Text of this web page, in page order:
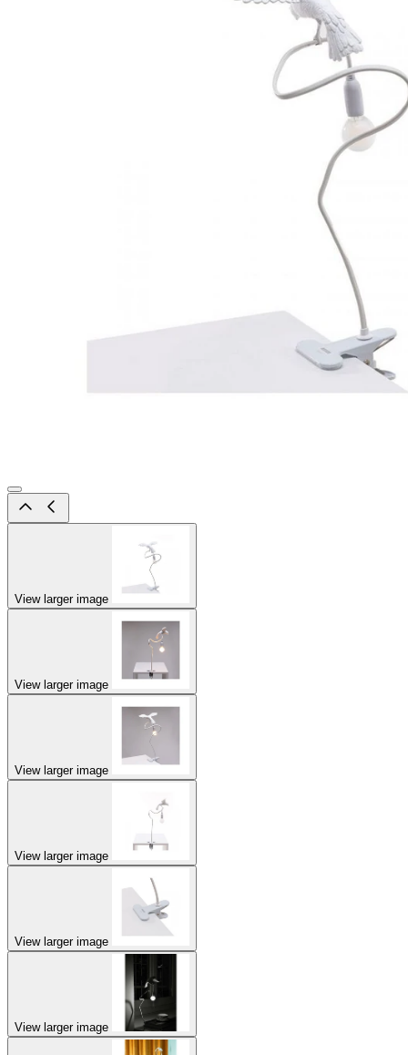
View larger image
View larger image
View larger image
View larger image
View larger image
View larger image